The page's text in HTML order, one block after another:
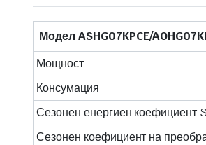
Модел ASHG07KPCE/
Мощност
Консумация
Сезонен енергиен коефициент
Сезонен коефициент на